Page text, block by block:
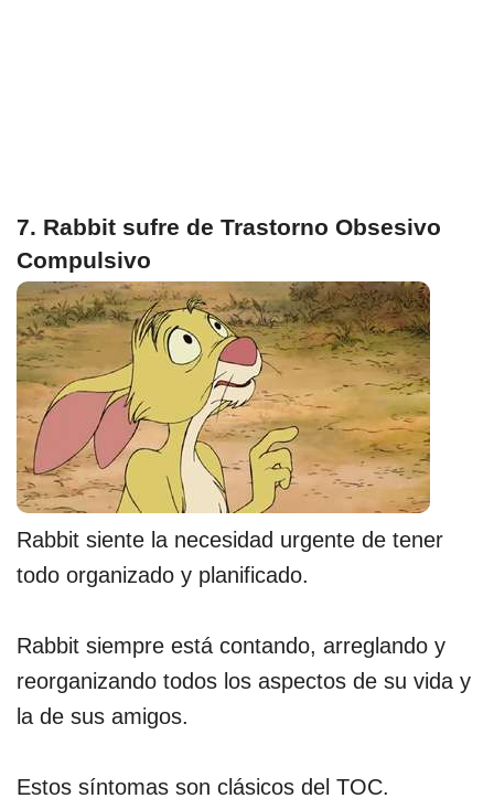
7. Rabbit sufre de Trastorno Obsesivo
Compulsivo
Rabbit siente la necesidad urgente de tener
todo organizado y planificado.
Rabbit siempre está contando, arreglando y
reorganizando todos los aspectos de su vida y
la de sus amigos.
Estos síntomas son clásicos del TOC.